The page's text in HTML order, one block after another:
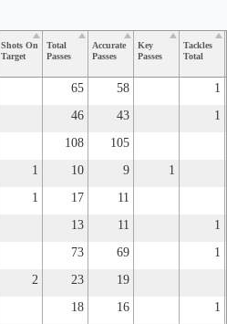
Shots On
Target
Total
Passes
Accurate
Passes
Key
Passes
Tackles
Total
65 58
1
46 43
1
108
105
1 10 9
1
1 17
11
13 11
1
73 69
1
2 23
19
18 16
1